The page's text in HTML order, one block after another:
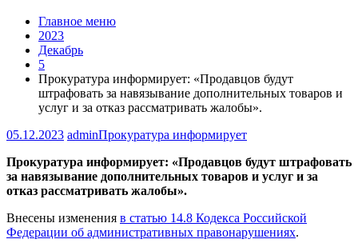
Главное меню
2023
Декабрь
5
Прокуратура информирует: «Продавцов будут
штрафовать за навязывание дополнительных товаров и
услуг и за отказ рассматривать жалобы».
05.12.2023 adminПрокуратура информирует
Прокуратура информирует: «Продавцов будут штрафовать
за навязывание дополнительных товаров и услуг и за
отказ рассматривать жалобы».
Внесены изменения в статью 14.8 Кодекса Российской
Федерации об административных правонарушениях.